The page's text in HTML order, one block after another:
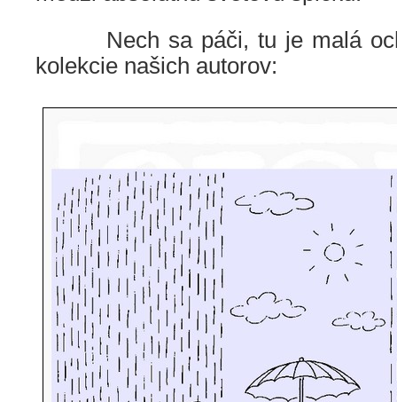
Nech sa páči, tu je malá
kolekcie našich autorov: